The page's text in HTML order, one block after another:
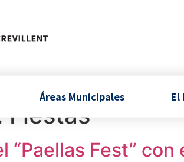
Áreas Municipales El
Fiestas
“Paellas Fest”